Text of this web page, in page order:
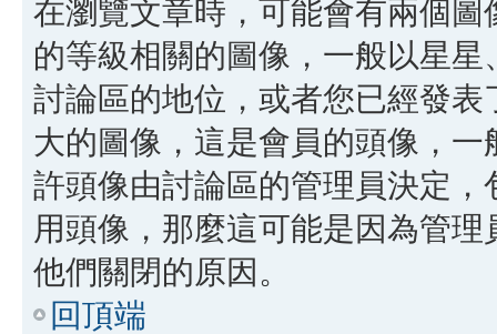
在瀏覽文章時，可能會有兩個
的等級相關的圖像，一般以星
討論區的地位，或者您已經發
大的圖像，這是會員的頭像，
許頭像由討論區的管理員決定
用頭像，那麼這可能是因為管
他們關閉的原因。
回頂端